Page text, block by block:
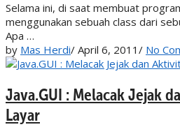
Selama ini, di saat membuat
menggunakan sebuah class dari
Apa …
by Mas Herdi/ April 6, 2011 / No
Java.GUI : Melacak Jejak
Layar